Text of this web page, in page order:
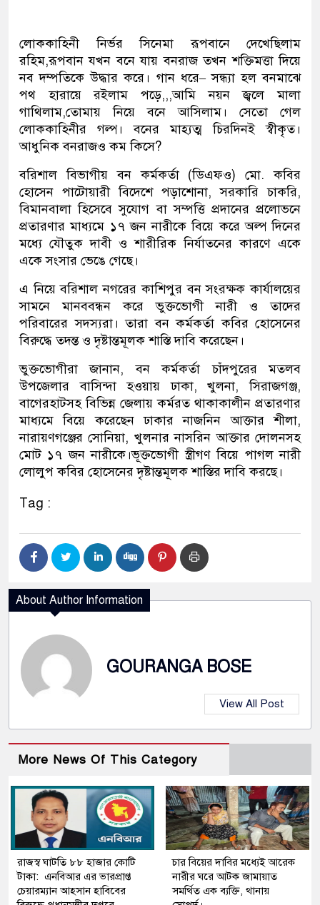
লোককাহিনী নির্ভর সিনেমা রূপবানে দেখেছিলাম
রহিম,রূপবান যখন বনে যায় বনরাজ তখন শক্তিমত্তা দিয়ে
নব দম্পতিকে উদ্ধার করে। গান ধরে– সন্ধ্যা হল বনমাঝে
পথ হারায়ে রইলাম পড়ে,,,আমি নয়ন জ্বলে মালা
গাথিলাম,তোমায় নিয়ে বনে আসিলাম। সেতো গেল
লোককাহিনীর গল্প। বনের মাহ্যত্ম চিরদিনই স্বীকৃত।
আধুনিক বনরাজও কম কিসে?
বরিশাল বিভাগীয় বন কর্মকর্তা (ডিএফও) মো. কবির
হোসেন পাটোয়ারী বিদেশে পড়াশোনা, সরকারি চাকরি,
বিমানবালা হিসেবে সুযোগ বা সম্পত্তি প্রদানের প্রলোভনে
প্রতারণার মাধ্যমে ১৭ জন নারীকে বিয়ে করে অল্প দিনের
মধ্যে যৌতুক দাবী ও শারীরিক নির্যাতনের কারণে একে
একে সংসার ভেঙে গেছে।
এ নিয়ে বরিশাল নগরের কাশিপুর বন সংরক্ষক কার্যালয়ের
সামনে মানববন্ধন করে ভুক্তভোগী নারী ও তাদের
পরিবারের সদস্যরা। তারা বন কর্মকর্তা কবির হোসেনের
বিরুদ্ধে তদন্ত ও দৃষ্টান্তমূলক শাস্তি দাবি করেছেন।
ভুক্তভোগীরা জানান, বন কর্মকর্তা চাঁদপুরের মতলব
উপজেলার বাসিন্দা হওয়ায় ঢাকা, খুলনা, সিরাজগঞ্জ,
বাগেরহাটসহ বিভিন্ন জেলায় কর্মরত থাকাকালীন প্রতারণার
মাধ্যমে বিয়ে করেছেন ঢাকার নাজনিন আক্তার শীলা,
নারায়ণগঞ্জের সোনিয়া, খুলনার নাসরিন আক্তার দোলনসহ
মোট ১৭ জন নারীকে।ভূক্তভোগী স্ত্রীগণ বিয়ে পাগল নারী
লোলুপ কবির হোসেনের দৃষ্টান্তমূলক শাস্তির দাবি করছে।
Tag :
About Author Information
GOURANGA BOSE
View All Post
More News Of This Category
রাজস্ব ঘাটতি ৮৮ হাজার কোটি
টাকা: এনবিআর এর ভারপ্রাপ্ত
চেয়ারম্যান আহসান হাবিবের
চার বিয়ের দাবির মধ্যেই আরেক
নারীর ঘরে আটক জামায়াত
সমর্থিত এক ব্যক্তি, থানায়